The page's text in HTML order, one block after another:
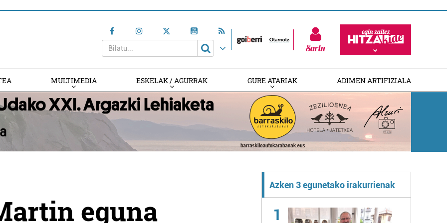
Sartu
MULTIMEDIA ESKELAK / AGURRAK GURE ATARIAK ADIMEN ARTIFIZIALA
eguna
Azken 3 egunetako irakurrienak
1